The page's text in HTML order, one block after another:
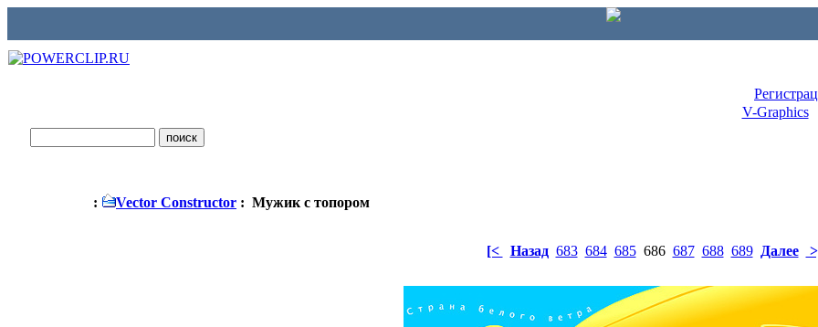
V-Graphics
: Vector Constructor : Мужик с топором
[< Назад 683 684 685686 687 688 689 Далее